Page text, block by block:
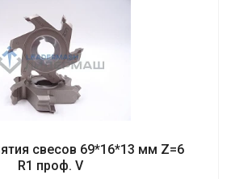
свесов 69*16*13 мм Z=6
R1 проф. V